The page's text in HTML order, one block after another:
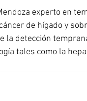
experto en
de hígado y
la detección
tales como la